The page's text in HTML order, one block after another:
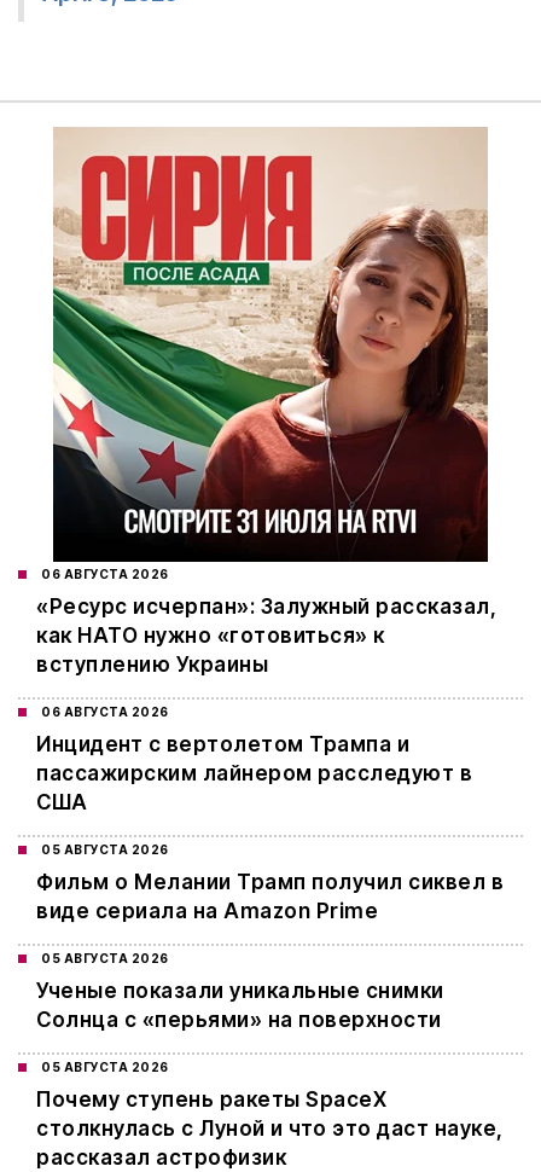
06 АВГУСТА 2026
«Ресурс исчерпан»: Залужный рассказал,
как НАТО нужно «готовиться» к
вступлению Украины
06 АВГУСТА 2026
Инцидент с вертолетом Трампа и
пассажирским лайнером расследуют в
США
05 АВГУСТА 2026
Фильм о Мелании Трамп получил сиквел в
виде сериала на Amazon Prime
05 АВГУСТА 2026
Ученые показали уникальные снимки
Солнца с «перьями» на поверхности
05 АВГУСТА 2026
Почему ступень ракеты SpaceX
столкнулась с Луной и что это даст науке,
рассказал астрофизик